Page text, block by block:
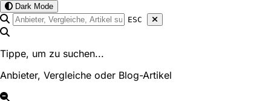
Dark Mode
ESC
Tippe, um zu suchen...
Anbieter, Vergleiche oder Blog-Artikel